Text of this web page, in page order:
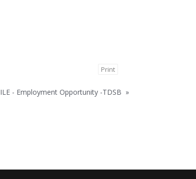
Print
ILE - Employment Opportunity -TDSB »